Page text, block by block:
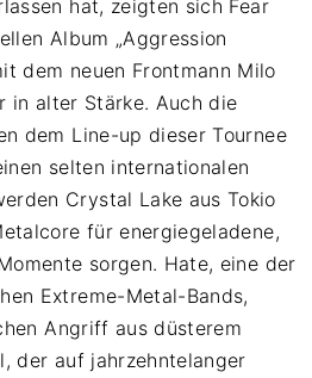
hat, zeigten sich Fear
Album „Aggression
dem neuen Frontmann Milo
in alter Stärke. Auch die
dem Line-up dieser Tournee
selten internationalen
Crystal Lake aus Tokio
für energiegeladene,
sorgen. Hate, eine der
Extreme-Metal-Bands,
Angriff aus düsterem
der auf jahrzehntelanger